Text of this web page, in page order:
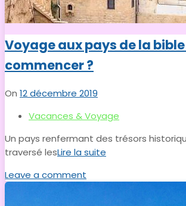
Voyage aux pays de la bible
commencer ?
On 12 décembre 2019
Vacances & Voyage
Un pays renfermant des trésors
traversé lesLire la suite
Leave a comment